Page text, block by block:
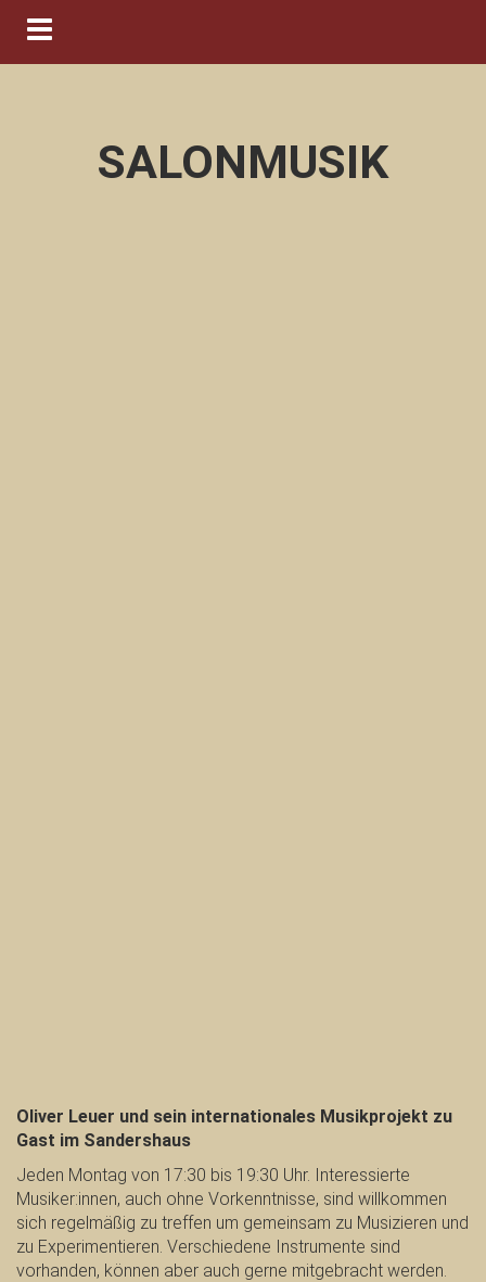
Navigation ein-/ausblenden
SALONMUSIK
Oliver Leuer und sein internationales Musikprojekt zu
Gast im Sandershaus
Jeden Montag von 17:30 bis 19:30 Uhr. Interessierte
Musiker:innen, auch ohne Vorkenntnisse, sind willkommen
sich regelmäßig zu treffen um gemeinsam zu Musizieren und
zu Experimentieren. Verschiedene Instrumente sind
vorhanden, können aber auch gerne mitgebracht werden.